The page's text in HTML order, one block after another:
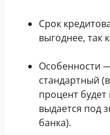
Срок
выгоднее, так
Особенности
стандартный
процент
выдается под
банка).